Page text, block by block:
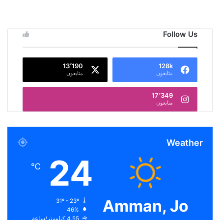
Follow Us
128k
متابعون
13٬190
متابعون
17٬349
متابعون
Weather
Amman, Jo
24
℃
46%
4.55 كيلومتر/ساعة